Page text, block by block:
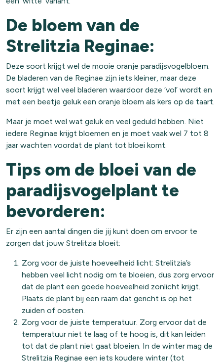
De bloem van de
Strelitzia Reginae:
Deze soort krijgt wel de mooie oranje paradijsvogelbloem.
De bladeren van de Reginae zijn iets kleiner, maar deze
soort krijgt wel veel bladeren waardoor deze ‘vol’ wordt en
met een beetje geluk een oranje bloem als kers op de taart.
Maar je moet wel wat geluk en veel geduld hebben. Niet
iedere Reginae krijgt bloemen en je moet vaak wel 7 tot 8
jaar wachten voordat de plant tot bloei komt.
Tips om de bloei van de
paradijsvogelplant te
bevorderen:
Er zijn een aantal dingen die jij kunt doen om ervoor te
zorgen dat jouw Strelitzia bloeit:
Zorg voor de juiste hoeveelheid licht: Strelitzia’s
hebben veel licht nodig om te bloeien, dus zorg ervoor
dat de plant een goede hoeveelheid zonlicht krijgt.
Plaats de plant bij een raam dat gericht is op het
zuiden of oosten.
Zorg voor de juiste temperatuur. Zorg ervoor dat de
temperatuur niet te laag of te hoog is, dit kan leiden
tot dat de plant niet gaat bloeien. In de winter mag de
Strelitzia Reginae een iets koudere winter (tot